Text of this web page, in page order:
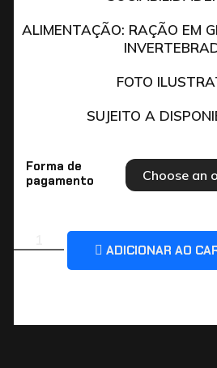
ALIMENTAÇÃO: RAÇÃO EM
FOTO
SUJEITO A
Forma de
pagamento
ADICIONAR AO